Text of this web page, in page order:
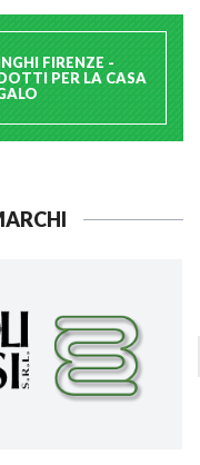
FIRENZE -
PER LA CASA